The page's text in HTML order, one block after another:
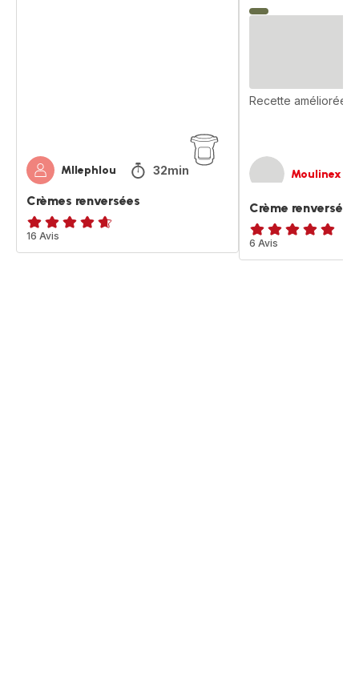
Mllephlou 32min
Crèmes renversées
ratings.4.6
16 Avis
Moulinex
Crème renversée
ratings.4.9
6 Avis
Recette améliorée
renversée